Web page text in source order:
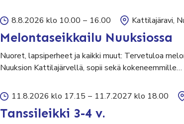
8.8.2026 klo 10.00 – 16.00 Kattilajäravi,
Melontaseikkailu Nuuksiossa
Nuoret, lapsiperheet ja kaikki muut: Tervetuloa
Nuuksion Kattilajärvellä, sopii sekä kokeneemmille…
11.8.2026 klo 17.15 – 11.7.2027 klo 18.00
Tanssileikki 3-4 v.